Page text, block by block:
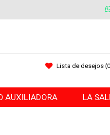
Lista de desejos
AUXILIADORA LA